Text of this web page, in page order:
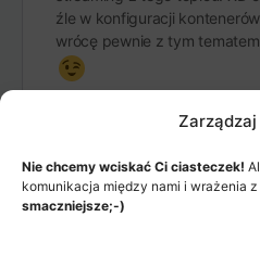
Zarządzaj
Nie chcemy wciskać Ci ciasteczek!
komunikacja między nami i wrażenia
smaczniejsze;-)
źle w konfiguracji
wrócę pewnie z tym